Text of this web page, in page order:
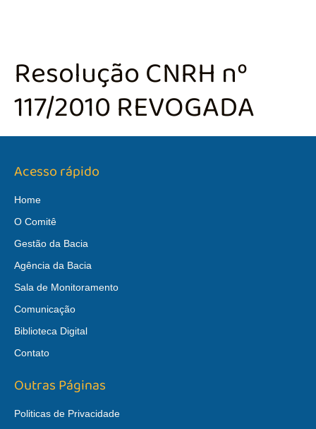
Resolução CNRH nº
117/2010 REVOGADA
Acesso rápido
Home
O Comitê
Gestão da Bacia
Agência da Bacia
Sala de Monitoramento
Comunicação
Biblioteca Digital
Contato
Outras Páginas
Politicas de Privacidade